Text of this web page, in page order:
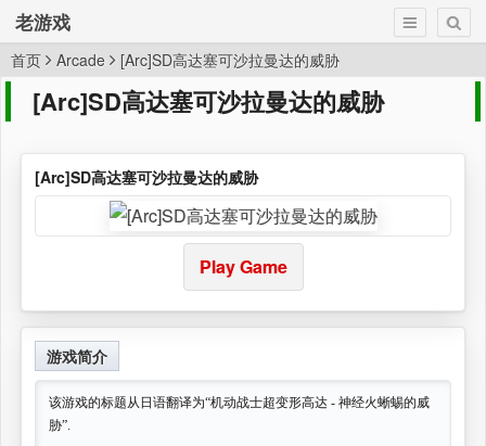
老游戏
首页 Arcade [Arc]SD高达塞可沙拉曼达的威胁
[Arc]SD高达塞可沙拉曼达的威胁
[Arc]SD高达塞可沙拉曼达的威胁
Play Game
游戏简介
该游戏的标题从日语翻译为“机动战士超变形高达 - 神经火蜥蜴的威
胁”.